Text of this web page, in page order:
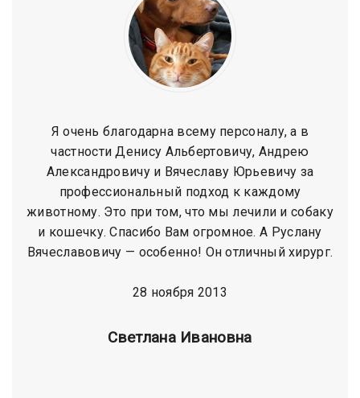
Я очень благодарна всему персоналу, а в
частности Денису Альбертовичу, Андрею
Александровичу и Вячеславу Юрьевичу за
профессиональный подход к каждому
животному. Это при том, что мы лечили и собаку
и кошечку. Спасибо Вам огромное. А Руслану
Вячеславовичу — особенно! Он отличный хирург.
28 ноября 2013
Cветлана Ивановна